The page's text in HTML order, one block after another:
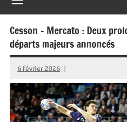
Cesson – Mercato : Deux
départs majeurs annoncés
6 février 2026
Rédaction
JRS